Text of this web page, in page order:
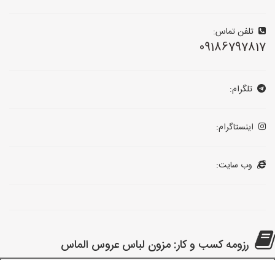
تلفن تماس:
09186797817
تلگرام:
اینستاگرام:
وب سایت:
رزومه کسب و کار: مزون لباس عروس الماس